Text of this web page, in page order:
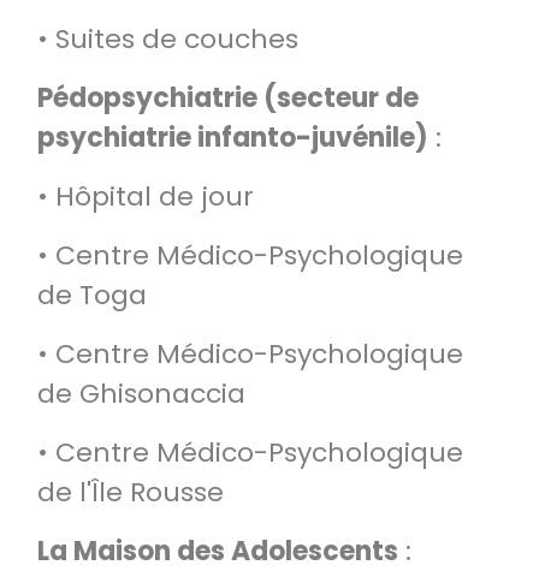
• Suites de couches
Pédopsychiatrie (secteur de
psychiatrie infanto-juvénile) :
• Hôpital de jour
• Centre Médico-Psychologique
de Toga
• Centre Médico-Psychologique
de Ghisonaccia
• Centre Médico-Psychologique
de l'Île Rousse
La Maison des Adolescents :